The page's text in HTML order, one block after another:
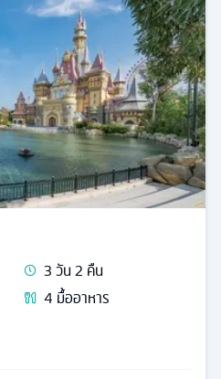
3วัน2 คืน
4 มื้ออาหาร